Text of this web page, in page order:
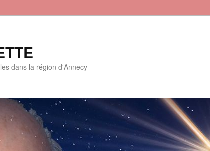
dans la région d'Annecy